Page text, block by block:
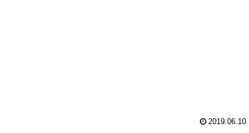
2019.06.10